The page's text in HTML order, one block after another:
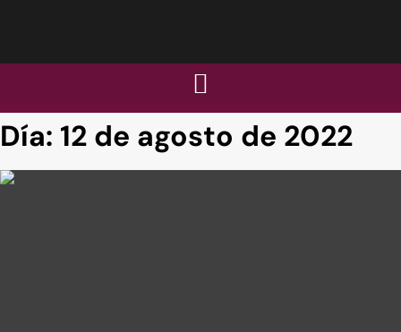
Día: 12 de agosto de 2022